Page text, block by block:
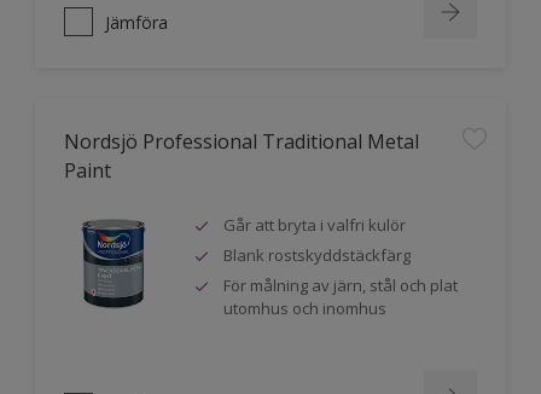
Jämföra
Nordsjö Professional Traditional Metal
Paint
Går att bryta i valfri kulör
Blank rostskyddstäckfärg
För målning av järn, stål och plat
utomhus och inomhus